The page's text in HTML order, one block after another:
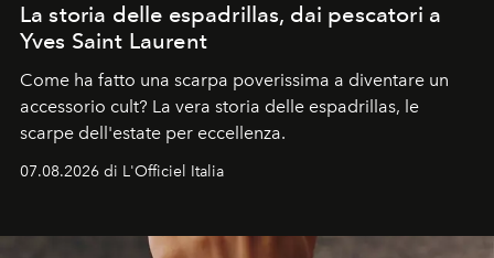
La storia delle espadrillas, dai pescatori a
Yves Saint Laurent
Come ha fatto una scarpa poverissima a diventare un
accessorio cult? La vera storia delle espadrillas, le
scarpe dell'estate per eccellenza.
07.08.2026 di L'Officiel Italia